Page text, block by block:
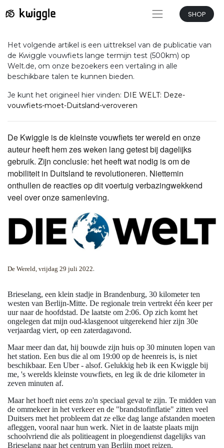
SHOP
Het volgende artikel is een uittreksel van de publicatie van
de Kwiggle vouwfiets lange termijn test (500km) op
Welt.de, om onze bezoekers een vertaling in alle
beschikbare talen te kunnen bieden.
Je kunt het origineel hier vinden: DIE WELT: Deze-
vouwfiets-moet-Duitsland-veroveren
De Kwiggle is de kleinste vouwfiets ter wereld en onze
auteur heeft hem zes weken lang getest bij dagelijks
gebruik. Zijn conclusie: het heeft wat nodig is om de
mobiliteit in Duitsland te revolutioneren. Niettemin
onthullen de reacties op dit voertuig verbazingwekkend
veel over onze samenleving.
De Wereld, vrijdag 29 juli 2022.
Brieselang, een klein stadje in Brandenburg, 30 kilometer ten
westen van Berlijn-Mitte. De regionale trein vertrekt één keer per
uur naar de hoofdstad. De laatste om 2:06. Op zich komt het
ongelegen dat mijn oud-klasgenoot uitgerekend hier zijn 30e
verjaardag viert, op een zaterdagavond.
Maar meer dan dat, hij bouwde zijn huis op 30 minuten lopen van
het station. Een bus die al om 19:00 op de heenreis is, is niet
beschikbaar. Een Uber - alsof. Gelukkig heb ik een Kwiggle bij
me, 's werelds kleinste vouwfiets, en leg ik de drie kilometer in
zeven minuten af.
Maar het hoeft niet eens zo'n speciaal geval te zijn. Te midden van
de ommekeer in het verkeer en de "brandstofinflatie" zitten veel
Duitsers met het probleem dat ze elke dag lange afstanden moeten
afleggen, vooral naar hun werk. Niet in de laatste plaats mijn
schoolvriend die als politieagent in ploegendienst dagelijks van
Brieselang naar het centrum van Berlijn moet reizen.